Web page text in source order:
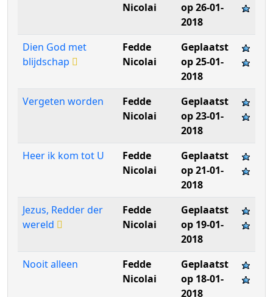
Nicolai
op 26-01-
2018
Dien God met
blijdschap
Fedde
Nicolai
Geplaatst
op 25-01-
2018
Vergeten worden
Fedde
Nicolai
Geplaatst
op 23-01-
2018
Heer ik kom tot U
Fedde
Nicolai
Geplaatst
op 21-01-
2018
Jezus, Redder der
wereld
Fedde
Nicolai
Geplaatst
op 19-01-
2018
Nooit alleen
Fedde
Nicolai
Geplaatst
op 18-01-
2018